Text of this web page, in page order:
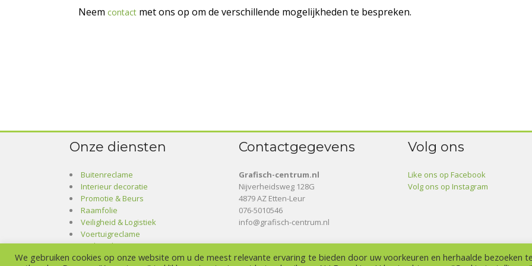
Neem contact met ons op om de verschillende mogelijkheden te bespreken.
Onze diensten
Buitenreclame
Interieur decoratie
Promotie & Beurs
Raamfolie
Veiligheid & Logistiek
Voertuigreclame
Drukwerk
Webdesign
Contactgegevens
Grafisch-centrum.nl
Nijverheidsweg 128G
4879 AZ Etten-Leur
076-5010546
info@grafisch-centrum.nl
Volg ons
Like ons op Facebook
Volg ons op Instagram
We gebruiken cookies op onze website om u de meest relevante ervaring te bieden door uw voorkeuren en herhaalde bezoeken